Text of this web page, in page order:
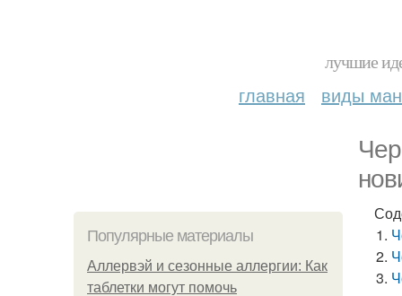
лучшие
главная виды
Популярные материалы
Аллервэй и сезонные аллергии: Как
таблетки могут помочь